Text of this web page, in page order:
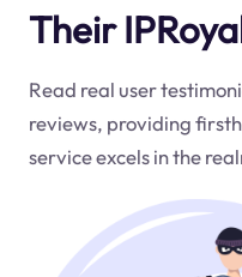
Their
Read real user
reviews, providing
service excels in the